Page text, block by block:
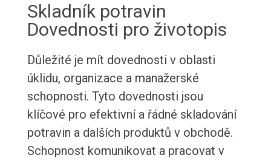
Skladník potravin
Dovednosti pro životopis
Důležité je mít dovednosti v oblasti
úklidu, organizace a manažerské
schopnosti. Tyto dovednosti jsou
klíčové pro efektivní a řádné skladování
potravin a dalších produktů v obchodě.
Schopnost komunikovat a pracovat v